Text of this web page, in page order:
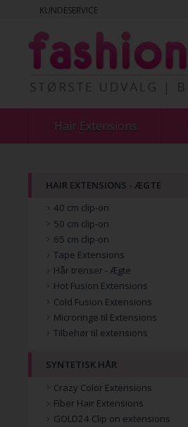
KUNDESERVICE
Hair Extensions
HAIR EXTENSIONS - ÆGTE
40 cm clip-on
50 cm clip-on
65 cm clip-on
Tape Extensions
Hår trenser - Ægte
Hot Fusion Extensions
Cold Fusion Extensions
Microringe til Extensions
Tilbehør til extensions
SYNTETISK HÅR
Crazy Color Extensions
Fiber Hair Extensions
GOLD24 Clip on extensions